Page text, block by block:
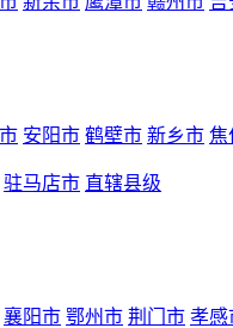
安阳市 鹤壁市 新乡市 焦
驻马店市 直辖县级
襄阳市 鄂州市 荆门市 孝感